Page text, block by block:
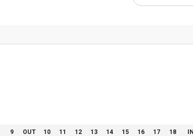
9 OUT 10 11 12 13 14 15 16 17 18